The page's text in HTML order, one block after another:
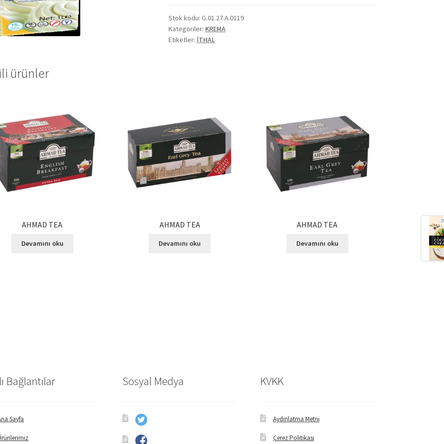
Stok kodu: G.01.27.A.0119
Kategoriler: KREMA
Etiketler: İTHAL
ürünler
AHMAD TEA
Devamını oku
AHMAD TEA
Devamını oku
AHMAD TEA
Devamını oku
Bağlantılar
Sayfa
Sosyal Medya KVKK
Aydınlatma Metni
Çerez Politikası